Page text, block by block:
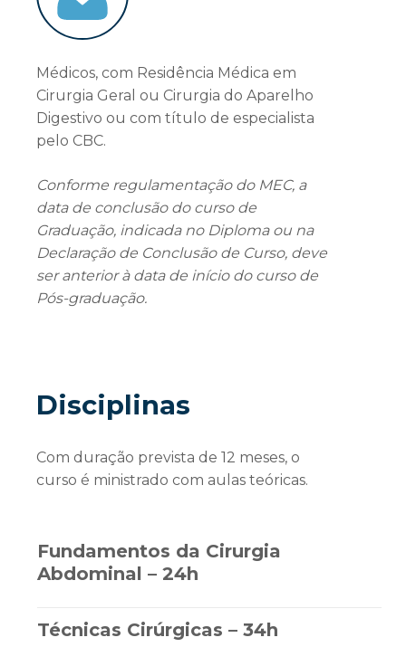
Médicos, com Residência Médica em
Cirurgia Geral ou Cirurgia do Aparelho
Digestivo ou com título de especialista
pelo CBC.
Conforme regulamentação do MEC, a
data de conclusão do curso de
Graduação, indicada no Diploma ou na
Declaração de Conclusão de Curso, deve
ser anterior à data de início do curso de
Pós-graduação.
Disciplinas
Com duração prevista de 12 meses, o
curso é ministrado com aulas teóricas.
Fundamentos da Cirurgia
Abdominal – 24h
Técnicas Cirúrgicas – 34h